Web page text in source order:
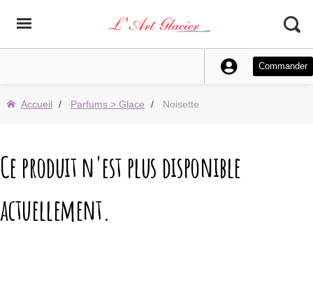
Commander
Accueil Parfums > Glace Noisette
Ce produit n'est plus disponible
actuellement.